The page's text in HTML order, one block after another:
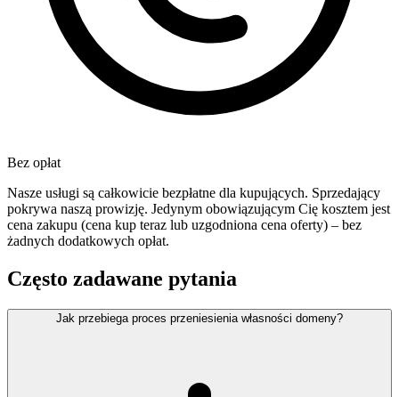
Bez opłat
Nasze usługi są całkowicie bezpłatne dla kupujących. Sprzedający
pokrywa naszą prowizję. Jedynym obowiązującym Cię kosztem jest
cena zakupu (cena kup teraz lub uzgodniona cena oferty) – bez
żadnych dodatkowych opłat.
Często zadawane pytania
Jak przebiega proces przeniesienia własności domeny?